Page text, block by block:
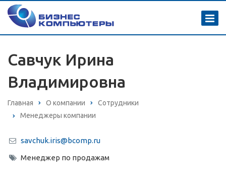
Савчук Ирина
Владимировна
Главная О компании
Сотрудники
Менеджеры компании
savchuk.iris@bcomp.ru
Менеджер по продажам